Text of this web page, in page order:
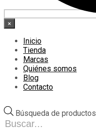
×
Inicio
Tienda
Marcas
Quiénes somos
Blog
Contacto
Búsqueda de productos